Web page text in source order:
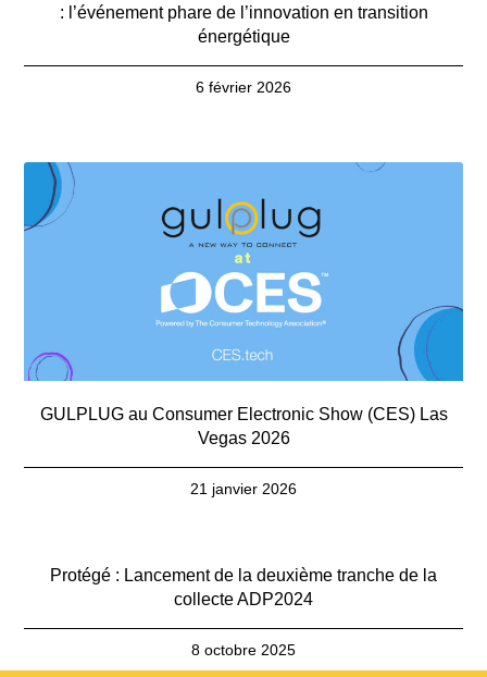
: l’événement phare de l’innovation en transition
énergétique
6 février 2026
GULPLUG au Consumer Electronic Show (CES) Las
Vegas 2026
21 janvier 2026
Protégé : Lancement de la deuxième tranche de la
collecte ADP2024
8 octobre 2025